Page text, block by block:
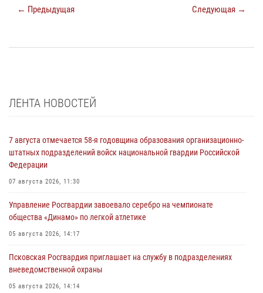
← Предыдущая Следующая →
ЛЕНТА НОВОСТЕЙ
7 августа отмечается 58-я годовщина образования организационно-
штатных подразделений войск национальной гвардии Российской
Федерации
07 августа 2026, 11:30
Управление Росгвардии завоевало серебро на чемпионате
общества «Динамо» по легкой атлетике
05 августа 2026, 14:17
Псковская Росгвардия приглашает на службу в подразделениях
вневедомственной охраны
05 августа 2026, 14:14